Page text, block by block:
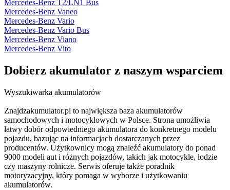
Mercedes-Benz T2/LN1 Bus
Mercedes-Benz Vaneo
Mercedes-Benz Vario
Mercedes-Benz Vario Bus
Mercedes-Benz Viano
Mercedes-Benz Vito
Dobierz akumulator z naszym wsparciem
Wyszukiwarka akumulatorów
Znajdzakumulator.pl to największa baza akumulatorów
samochodowych i motocyklowych w Polsce. Strona umożliwia
łatwy dobór odpowiedniego akumulatora do konkretnego modelu
pojazdu, bazując na informacjach dostarczanych przez
producentów. Użytkownicy mogą znaleźć akumulatory do ponad
9000 modeli aut i różnych pojazdów, takich jak motocykle, łodzie
czy maszyny rolnicze. Serwis oferuje także poradnik
motoryzacyjny, który pomaga w wyborze i użytkowaniu
akumulatorów.